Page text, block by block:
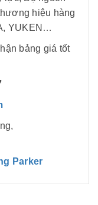
hiệu hàng
YUKEN…
bảng giá tốt
Parker